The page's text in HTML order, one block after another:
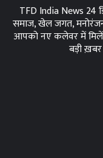
TFD India News 24
समाज, खेल जगत,
आपको नए कलेवर में
बड़ी ख़बर